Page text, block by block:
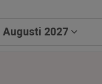
Augusti 2027